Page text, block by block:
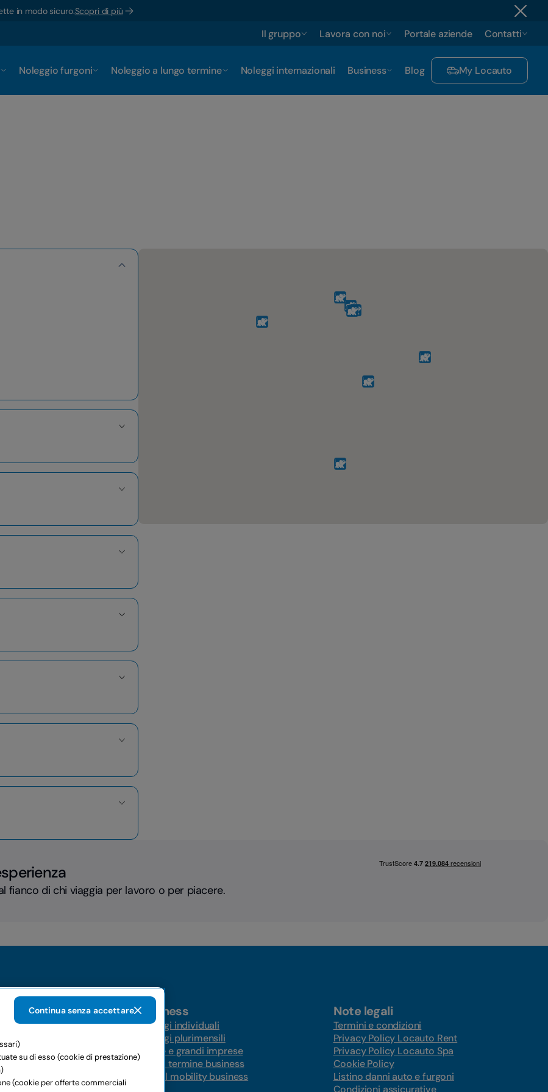
in modo sicuro.Scopri di più
Il gruppo Lavora con noi Portale aziende Contatti
Noleggio furgoni Noleggio a lungo termine Noleggi internazionali Business Blog My Locauto
fianco di chi viaggia per lavoro o per piacere.
termine
Business
Noleggi individuali
Noleggi plurimensili
Medie e grandi imprese
Lungo termine business
Global mobility business
Note legali
Termini e condizioni
Privacy Policy Locauto Rent
Privacy Policy Locauto Spa
Cookie Policy
Listino danni auto e furgoni
Condizioni assicurative
su di esso (cookie di prestazione)
(cookie per offerte commerciali
Continua senza accettare